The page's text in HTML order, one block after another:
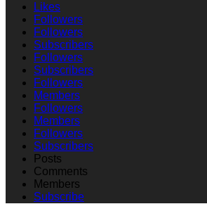
Likes
Followers
Followers
Subscribers
Followers
Subscribers
Followers
Members
Followers
Members
Followers
Subscribers
Posts
Comments
Members
Subscribe